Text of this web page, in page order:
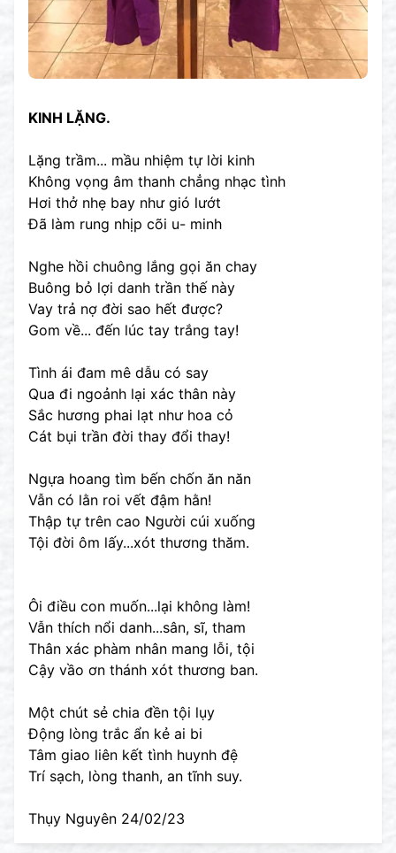
KINH LẶNG.
Lặng trầm... mầu nhiệm tự lời kinh
Không vọng âm thanh chẳng nhạc tình
Hơi thở nhẹ bay như gió lướt
Đã làm rung nhịp cõi u- minh
Nghe hồi chuông lắng gọi ăn chay
Buông bỏ lợi danh trần thế này
Vay trả nợ đời sao hết được?
Gom về... đến lúc tay trắng tay!
Tình ái đam mê dẫu có say
Qua đi ngoảnh lại xác thân này
Sắc hương phai lạt như hoa cỏ
Cát bụi trần đời thay đổi thay!
Ngựa hoang tìm bến chốn ăn năn
Vẫn có lằn roi vết đậm hằn!
Thập tự trên cao Người cúi xuống
Tội đời ôm lấy...xót thương thăm.
Ôi điều con muốn...lại không làm!
Vẫn thích nổi danh...sân, sĩ, tham
Thân xác phàm nhân mang lỗi, tội
Cậy vầo ơn thánh xót thương ban.
Một chút sẻ chia đền tội lụy
Động lòng trắc ẩn kẻ ai bi
Tâm giao liên kết tình huynh đệ
Trí sạch, lòng thanh, an tĩnh suy.
Thụy Nguyên 24/02/23